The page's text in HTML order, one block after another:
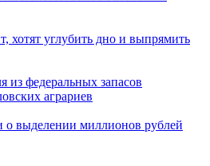
хотят углубить дно и выпрямить
из федеральных запасов
аграриев
о выделении миллионов рублей